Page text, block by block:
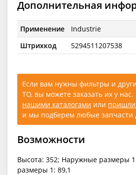
Дополнительная
Применение
Industrie
Штрихкод
5294511207538
Если вам нужны фильтры и
ТО, вы можете заказать их у нас.
нашими каталогами или
и мы подберем любые запчасти
Возможности
Высота: 352; Наружные размеры
размеры 1: 89,1